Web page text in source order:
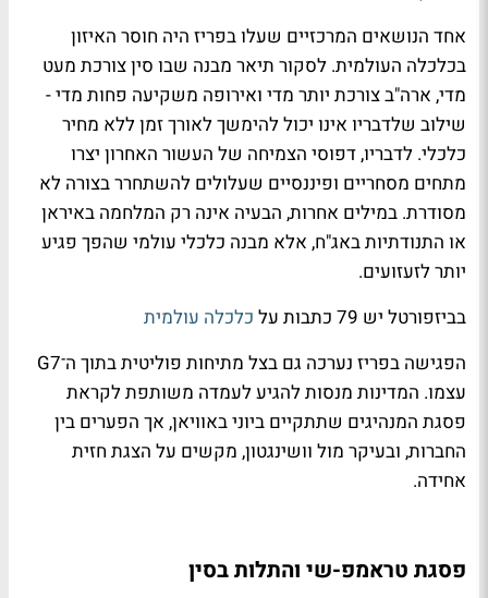
אחד הנושאים המרכזיים שעלו בפריז היה חוסר האיזון
בכלכלה העולמית. לסקור תיאר מבנה שבו סין צורכת מעט
מדי, ארה"ב צורכת יותר מדי ואירופה משקיעה פחות מדי -
שילוב שלדבריו אינו יכול להימשך לאורך זמן ללא מחיר
כלכלי. לדבריו, דפוסי הצמיחה של העשור האחרון יצרו
מתחים מסחריים ופיננסיים שעלולים להשתחרר בצורה לא
מסודרת. במילים אחרות, הבעיה אינה רק המלחמה באיראן
או התנודתיות באג"ח, אלא מבנה כלכלי עולמי שהפך פגיע
יותר לזעזועים.
בביזפורטל יש 79 כתבות על
כלכלה עולמית
הפגישה בפריז נערכה גם בצל מתיחות פוליטית בתוך ה־G7
עצמו. המדינות מנסות להגיע לעמדה משותפת לקראת
פסגת המנהיגים שתתקיים ביוני באוויאן, אך הפערים בין
החברות, ובעיקר מול וושינגטון, מקשים על הצגת חזית
אחידה.
פסגת טראמפ-שי והתלות בסין